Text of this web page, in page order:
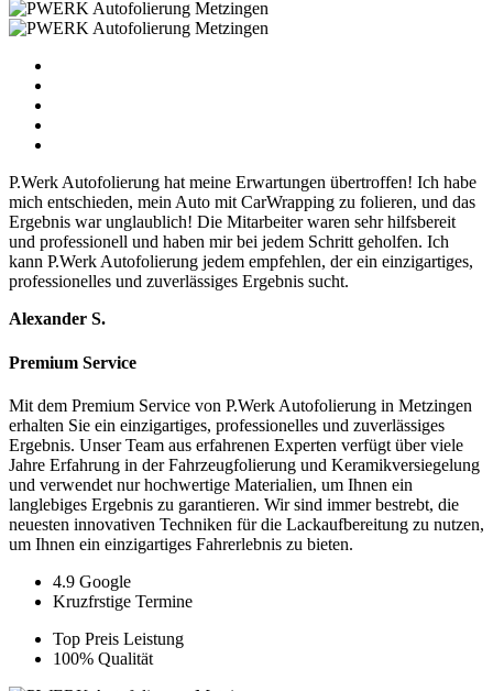
P.Werk Autofolierung hat meine Erwartungen übertroffen! Ich habe
mich entschieden, mein Auto mit CarWrapping zu folieren, und das
Ergebnis war unglaublich! Die Mitarbeiter waren sehr hilfsbereit
und professionell und haben mir bei jedem Schritt geholfen. Ich
kann P.Werk Autofolierung jedem empfehlen, der ein einzigartiges,
professionelles und zuverlässiges Ergebnis sucht.
Alexander S.
Premium Service
Mit dem Premium Service von P.Werk Autofolierung in Metzingen
erhalten Sie ein einzigartiges, professionelles und zuverlässiges
Ergebnis. UnserTeam aus erfahrenen Experten verfügt überviele
Jahre Erfahrung in derFahrzeugfolierung und Keramikversiegelung
und verwendet nurhochwertige Materialien, um Ihnen ein
langlebiges Ergebnis zu garantieren. Wirsind immerbestrebt, die
neuesten innovativen Techniken fürdie Lackaufbereitung zu nutzen,
um Ihnen ein einzigartiges Fahrerlebnis zu bieten.
4.9 Google
Kruzfrstige Termine
Top Preis Leistung
100% Qualität